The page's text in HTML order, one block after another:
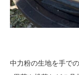
中力粉の生地を手で